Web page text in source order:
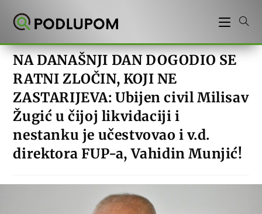
NA DANAŠNJI DAN DOGODIO SE
RATNI ZLOČIN, KOJI NE
ZASTARIJEVA: Ubijen civil Milisav
Žugić u čijoj likvidaciji i
nestanku je učestvovao i v.d.
direktora FUP-a, Vahidin Munjić!